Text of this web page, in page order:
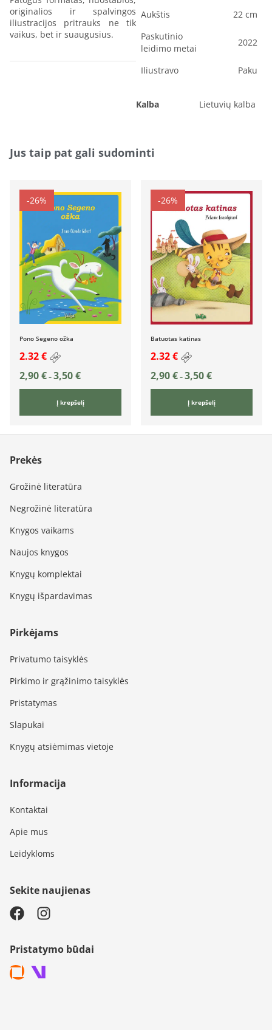
originalios ir spalvingos
iliustracijos pritrauks ne tik
vaikus, bet ir suaugusius.
Aukštis
22 cm
Paskutinio
leidimo metai
2022
Iliustravo Paku
Kalba Lietuvių kalba
Jus taip pat gali sudominti
-26%
Pono Segeno ožka
2.32 €
2,90€ – 3,50€
Į krepšelį
-26%
Batuotas katinas
2.32 €
2,90€ – 3,50€
Į krepšelį
Prekės
Grožinė literatūra
Negrožinė literatūra
Knygos vaikams
Naujos knygos
Knygų komplektai
Knygų išpardavimas
Pirkėjams
Privatumo taisyklės
Pirkimo ir grąžinimo taisyklės
Pristatymas
Slapukai
Knygų atsiėmimas vietoje
Informacija
Kontaktai
Apie mus
Leidykloms
Sekite naujienas
Pristatymo būdai